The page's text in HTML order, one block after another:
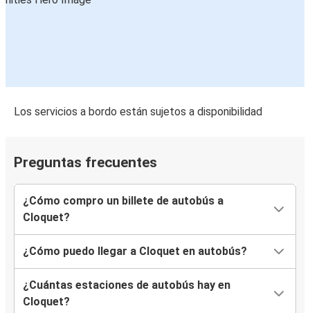
Los servicios a bordo están sujetos a disponibilidad
Preguntas frecuentes
¿Cómo compro un billete de autobús a
Cloquet?
¿Cómo puedo llegar a Cloquet en autobús?
¿Cuántas estaciones de autobús hay en
Cloquet?